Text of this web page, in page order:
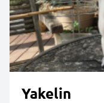
Yakelin